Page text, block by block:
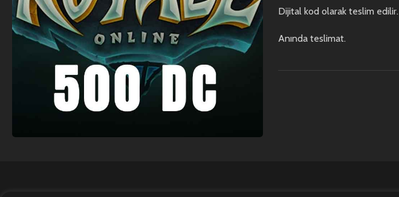
Dijital kod olarak teslim edilir.
Anında teslimat.